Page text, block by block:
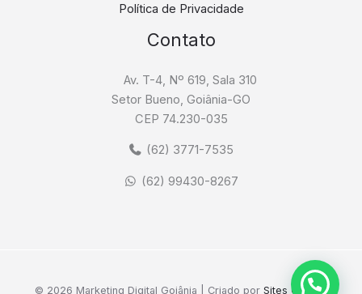
Política de Privacidade
Contato
Av. T-4, Nº 619, Sala 310
Setor Bueno, Goiânia-GO
CEP 74.230-035
(62) 3771-7535
(62) 99430-8267
© 2026 Marketing Digital Goiânia | Criado por Sites Goiânia